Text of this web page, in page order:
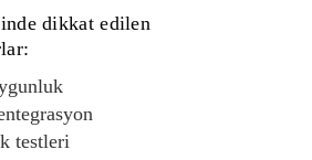
dikkat edilen
testleri